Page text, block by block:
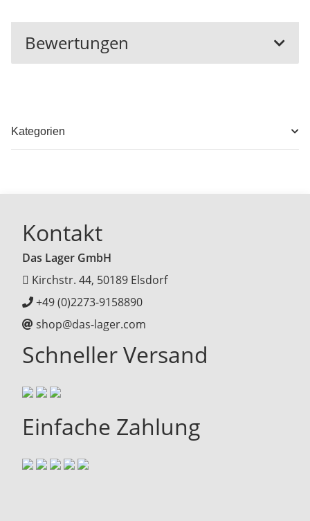
Bewertungen
Kategorien
Kontakt
Das Lager GmbH
Kirchstr. 44, 50189 Elsdorf
+49 (0)2273-9158890
shop@das-lager.com
Schneller Versand
Einfache Zahlung